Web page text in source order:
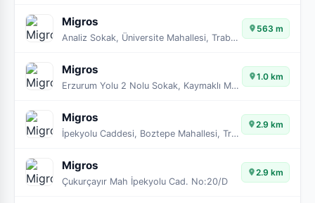
Migros
Analiz Sokak, Üniversite Mahallesi, Trabzon, Ortahisar, Trabzon, Karadeniz Bölgesi, 61000, Türkiye
563 m
Migros
Erzurum Yolu 2 Nolu Sokak, Kaymaklı Mahallesi, Trabzon, Ortahisar, Trabzon, Karadeniz Bölgesi, 61200, Türkiye
1.0 km
Migros
İpekyolu Caddesi, Boztepe Mahallesi, Trabzon, Ortahisar, Trabzon, Karadeniz Bölgesi, 61100, Türkiye
2.9 km
Migros
Çukurçayır Mah İpekyolu Cad. No:20/D
2.9 km